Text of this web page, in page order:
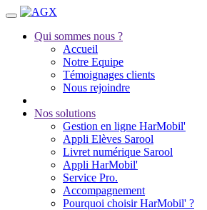
Qui sommes nous ?
Accueil
Notre Equipe
Témoignages clients
Nous rejoindre
Nos solutions
Gestion en ligne HarMobil'
Appli Elèves Sarool
Livret numérique Sarool
Appli HarMobil'
Service Pro.
Accompagnement
Pourquoi choisir HarMobil' ?